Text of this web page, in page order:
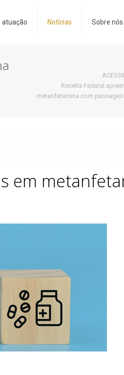
atuação Notícias Sobre nós
Receita Federal
metanfetamina com
em